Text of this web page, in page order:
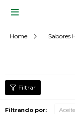

Home Sabores
Filtrando por: